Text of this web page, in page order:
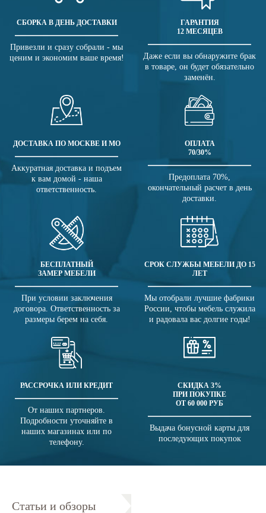
СБОРКА В ДЕНЬ ДОСТАВКИ
Привезли и сразу собрали - мы
ценим и экономим ваше время!
ГАРАНТИЯ
12 МЕСЯЦЕВ
Даже если вы обнаружите брак
в товаре, он будет обязательно
заменён.
ДОСТАВКА ПО МОСКВЕ И МО
Аккуратная доставка и подъем
к вам домой - наша
ответственность.
ОПЛАТА
70/30%
Предоплата 70%,
окончательный расчет в день
доставки.
БЕСПЛАТНЫЙ
ЗАМЕР МЕБЕЛИ
При условии заключения
договора. Ответственность за
размеры берем на себя.
СРОК СЛУЖБЫ МЕБЕЛИ ДО 15
ЛЕТ
Мы отобрали лучшие фабрики
России, чтобы мебель служила
и радовала вас долгие годы!
РАССРОЧКА ИЛИ КРЕДИТ
От наших партнеров.
Подробности уточняйте в
наших магазинах или по
телефону.
СКИДКА 3%
ПРИ ПОКУПКЕ
ОТ 60 000 РУБ
Выдача бонусной карты для
последующих покупок
Статьи и обзоры